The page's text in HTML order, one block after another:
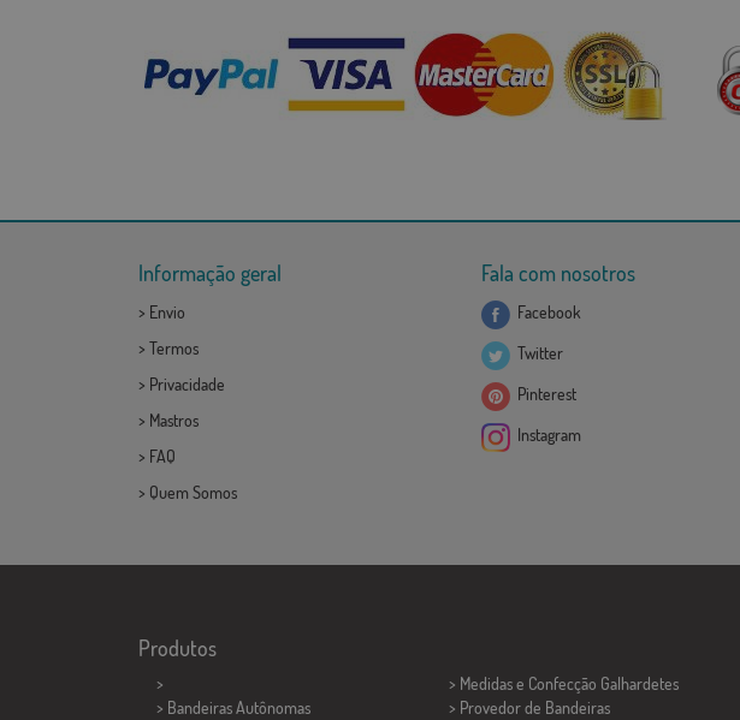
Informação geral
> Envio
> Termos
> Privacidade
> Mastros
> FAQ
> Quem Somos
Fala com nosotros
Facebook
Twitter
Pinterest
Instagram
Produtos
>
> Bandeiras Autônomas
> Medidas e Confecção Galhardetes
> Provedor de Bandeiras